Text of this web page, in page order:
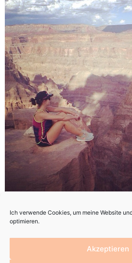
Ich verwende Cookies, um meine Website
optimieren.
Akzeptieren
bis dahin die Ohren steif!